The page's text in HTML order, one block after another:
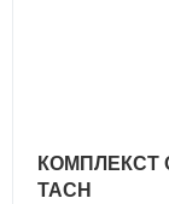
КОМПЛЕКСТ
TACH